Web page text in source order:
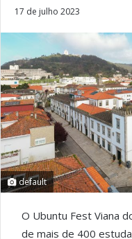
17 de julho 2023
default
O Ubuntu Fest Viana
de mais de 400